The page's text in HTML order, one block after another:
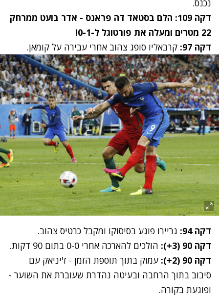
נכנס.
דקה 109:
הלם בסטאד דה פראנס - אדר בועט ממרחק
22 מטרים ומעלה את פורטוגל ל-0-1!
דקה 97:
קרבאליו סופג צהוב אחרי עבירה על קומאן.
דקה 94:
גריירו פוגע בסיסוקו ומקבל כרטיס צהוב.
דקה 90 (3+):
הולכים להארכה אחרי 0-0 בתום 90 דקות.
דקה 90 (2+):
עמוק בתוך תוספת הזמן - ז'יניאק עם
סיבוב בתוך הרחבה ובעיטה נהדרת שעוברת את השוער -
ופוגעת בקורה.